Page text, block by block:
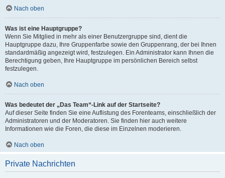
Nach oben
Was ist eine Hauptgruppe?
Wenn Sie Mitglied in mehr als einer Benutzergruppe sind, dient die
Hauptgruppe dazu, Ihre Gruppenfarbe sowie den Gruppenrang, der bei Ihnen
standardmäßig angezeigt wird, festzulegen. Ein Administrator kann Ihnen die
Berechtigung geben, Ihre Hauptgruppe im persönlichen Bereich selbst
festzulegen.
Nach oben
Was bedeutet der „Das Team“-Link auf der Startseite?
Auf dieser Seite finden Sie eine Auflistung des Forenteams, einschließlich der
Administratoren und der Moderatoren. Sie finden hier auch weitere
Informationen wie die Foren, die diese im Einzelnen moderieren.
Nach oben
Private Nachrichten